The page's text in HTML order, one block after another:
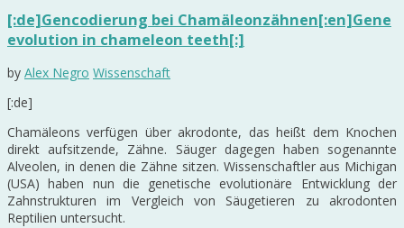
[:de]Gencodierung bei Chamäleonzähnen[:en]Gene
evolution in chameleon teeth[:]
by Alex Negro Wissenschaft
[:de]
Chamäleons verfügen über akrodonte, das heißt dem Knochen
direkt aufsitzende, Zähne. Säuger dagegen haben sogenannte
Alveolen, in denen die Zähne sitzen. Wissenschaftler aus Michigan
(USA) haben nun die genetische evolutionäre Entwicklung der
Zahnstrukturen im Vergleich von Säugetieren zu akrodonten
Reptilien untersucht.